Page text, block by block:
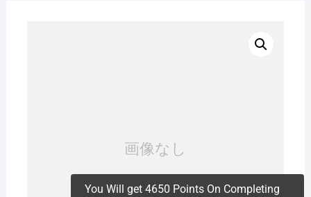
You Will get 4650 Points On Completing